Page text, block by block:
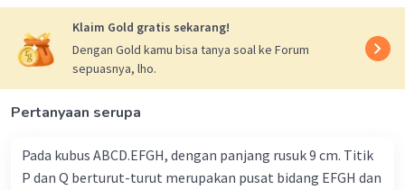
Klaim Gold gratis sekarang!
Dengan Gold kamu bisa tanya soal ke Forum
sepuasnya, lho.
Pertanyaan serupa
Pada kubus ABCD.EFGH, dengan panjang rusuk 9 cm. Titik
P dan Q berturut-turut merupakan pusat bidang EFGH dan